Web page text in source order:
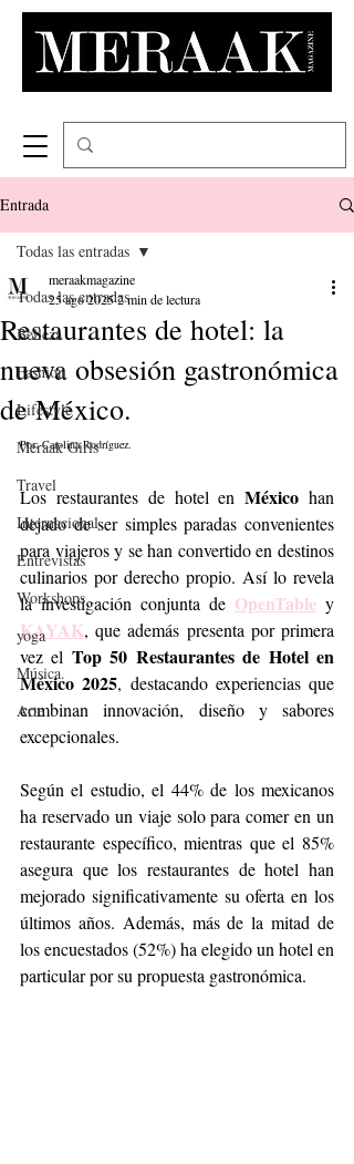
Entrada
Todas las entradas
Belleza
Fashion
Lifestyle
Meraak Girls
Travel
Internacional
Entrevistas
Workshops
yoga
Música.
Arte
Todas las entradas
Restaurantes de hotel: la
nueva obsesión gastronómica
de México.
meraakmagazine
25 ago 20252 min de lectura
Por: Carolina Rodríguez.
Los restaurantes de hotel en México han
dejado de ser simples paradas convenientes
para viajeros y se han convertido en destinos
culinarios por derecho propio. Así lo revela
la investigación conjunta de OpenTable
KAYAK, que además presenta por primera
vez el Top 50 Restaurantes de Hotel en
México 2025, destacando experiencias que
combinan innovación, diseño y sabores
excepcionales.
Según el estudio, el 44% de los mexicanos
ha reservado un viaje solo para comer en un
restaurante específico, mientras que el 85%
asegura que los restaurantes de hotel han
mejorado significativamente su oferta en los
últimos años. Además, más de la mitad de
los encuestados (52%) ha elegido un hotel en
particular por su propuesta gastronómica.